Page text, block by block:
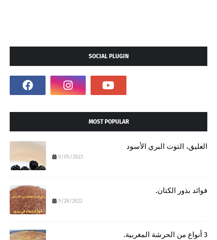
SOCIAL PLUGIN
MOST POPULAR
العليق، التوت البري الأسود
9/05/2023
فوائد بذور الكتان.
9/28/2022
3 أنواع من الحرشة المغربية.